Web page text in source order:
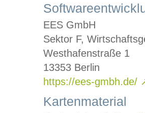
EES GmbH
Sektor F,
Westhafenstraße 1
13353 Berlin
https://ees-gmbh.de/
Kartenmaterial